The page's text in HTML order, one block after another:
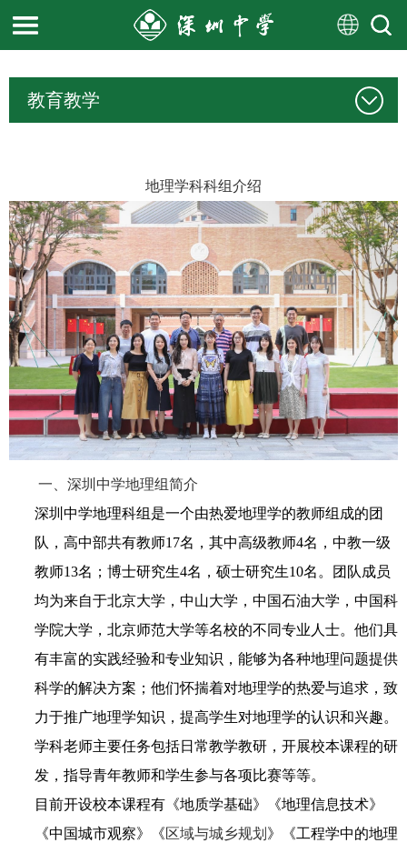
教育教学
地理学科科组介绍
一、 深圳中学地理组简介
深圳中学地理科组是一个由热爱地理学的教师组成的团
队，高中部共有教师17名，其中高级教师4名，中教一级
教师13名；博士研究生4名，硕士研究生10名。团队成员
均为来自于北京大学，中山大学，中国石油大学，中国科
学院大学，北京师范大学等名校的不同专业人士。他们具
有丰富的实践经验和专业知识，能够为各种地理问题提供
科学的解决方案；他们怀揣着对地理学的热爱与追求，致
力于推广地理学知识，提高学生对地理学的认识和兴趣。
学科老师主要任务包括日常教学教研，开展校本课程的研
发，指导青年教师和学生参与各项比赛等等。
目前开设校本课程有《地质学基础》《地理信息技术》
《中国城市观察》
《区域与城乡规划 》《工程学中的地理